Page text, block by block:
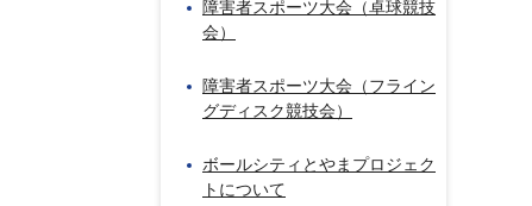
障害者スポーツ大会（卓球競技
会）
障害者スポーツ大会（フライン
グディスク競技会）
ボールシティとやまプロジェク
トについて